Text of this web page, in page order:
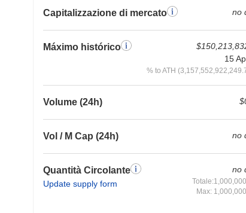
Capitalizzazione di mercato no
Máximo histórico
15
% to ATH
Volume (24h)
Vol / M Cap (24h) no
Quantità Circolante
Update supply form
no
Max: